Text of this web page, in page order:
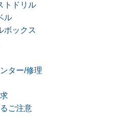
トドリル
ル
ボックス
ター/修理
ご注意